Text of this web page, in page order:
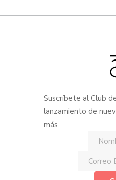
Suscríbete al Club
lanzamiento de
más.